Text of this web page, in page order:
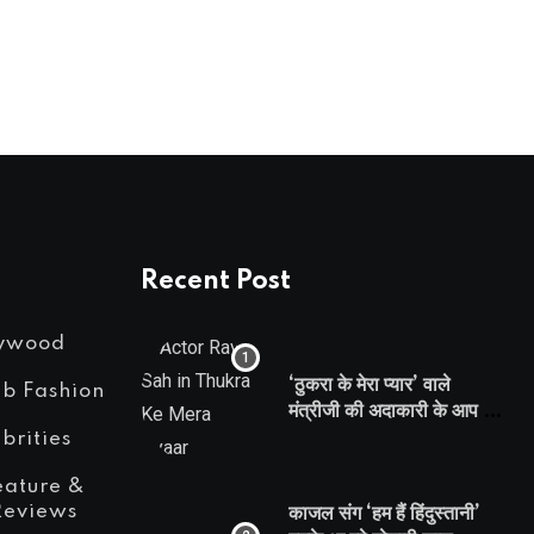
Fashion
&
Recent Post
‘ठुकरा के मेरा प्यार’ वाले
मंत्रीजी की अदाकारी के आप भी
काजल संग ‘हम हैं हिंदुस्तानी’